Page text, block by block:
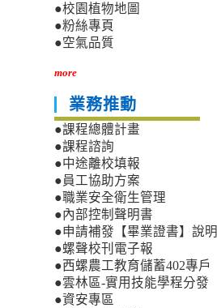
●校園植物地圖
●粉絲專頁
●空氣品質
more
業務推動
●課程總體計畫
●課程諮詢
●中途離校填報
●員工協助方案
●職業安全衛生管理
●內部控制聲明書
●申請補發【畢業證書】說明
●螺聲校刊電子報
●西螺農工教育儲蓄402專戶
●雲林區-實用技能學程分發
●資安專區